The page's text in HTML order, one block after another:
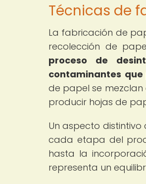
Técnicas de
La fabricación de
recolección de
proceso de
contaminantes
de papel se
producir hojas de
Un aspecto
cada etapa del
hasta la
representa un